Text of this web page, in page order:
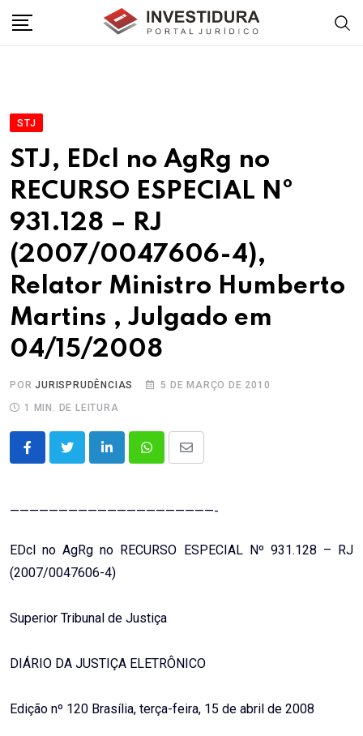
STJ
STJ, EDcl no AgRg no
RECURSO ESPECIAL Nº
931.128 – RJ
(2007/0047606-4),
Relator Ministro Humberto
Martins , Julgado em
04/15/2008
PORJURISPRUDÊNCIAS
5 DE MARÇO DE 2010
1 MIN. DE LEITURA
LinkedInWhatsappShare
—————————————————————-
EDcl no AgRg no RECURSO ESPECIAL Nº 931.128 – RJ
(2007/0047606-4)
Superior Tribunal de Justiça
DIÁRIO DA JUSTIÇA ELETRÔNICO
Edição nº 120 Brasília, terça-feira, 15 de abril de 2008